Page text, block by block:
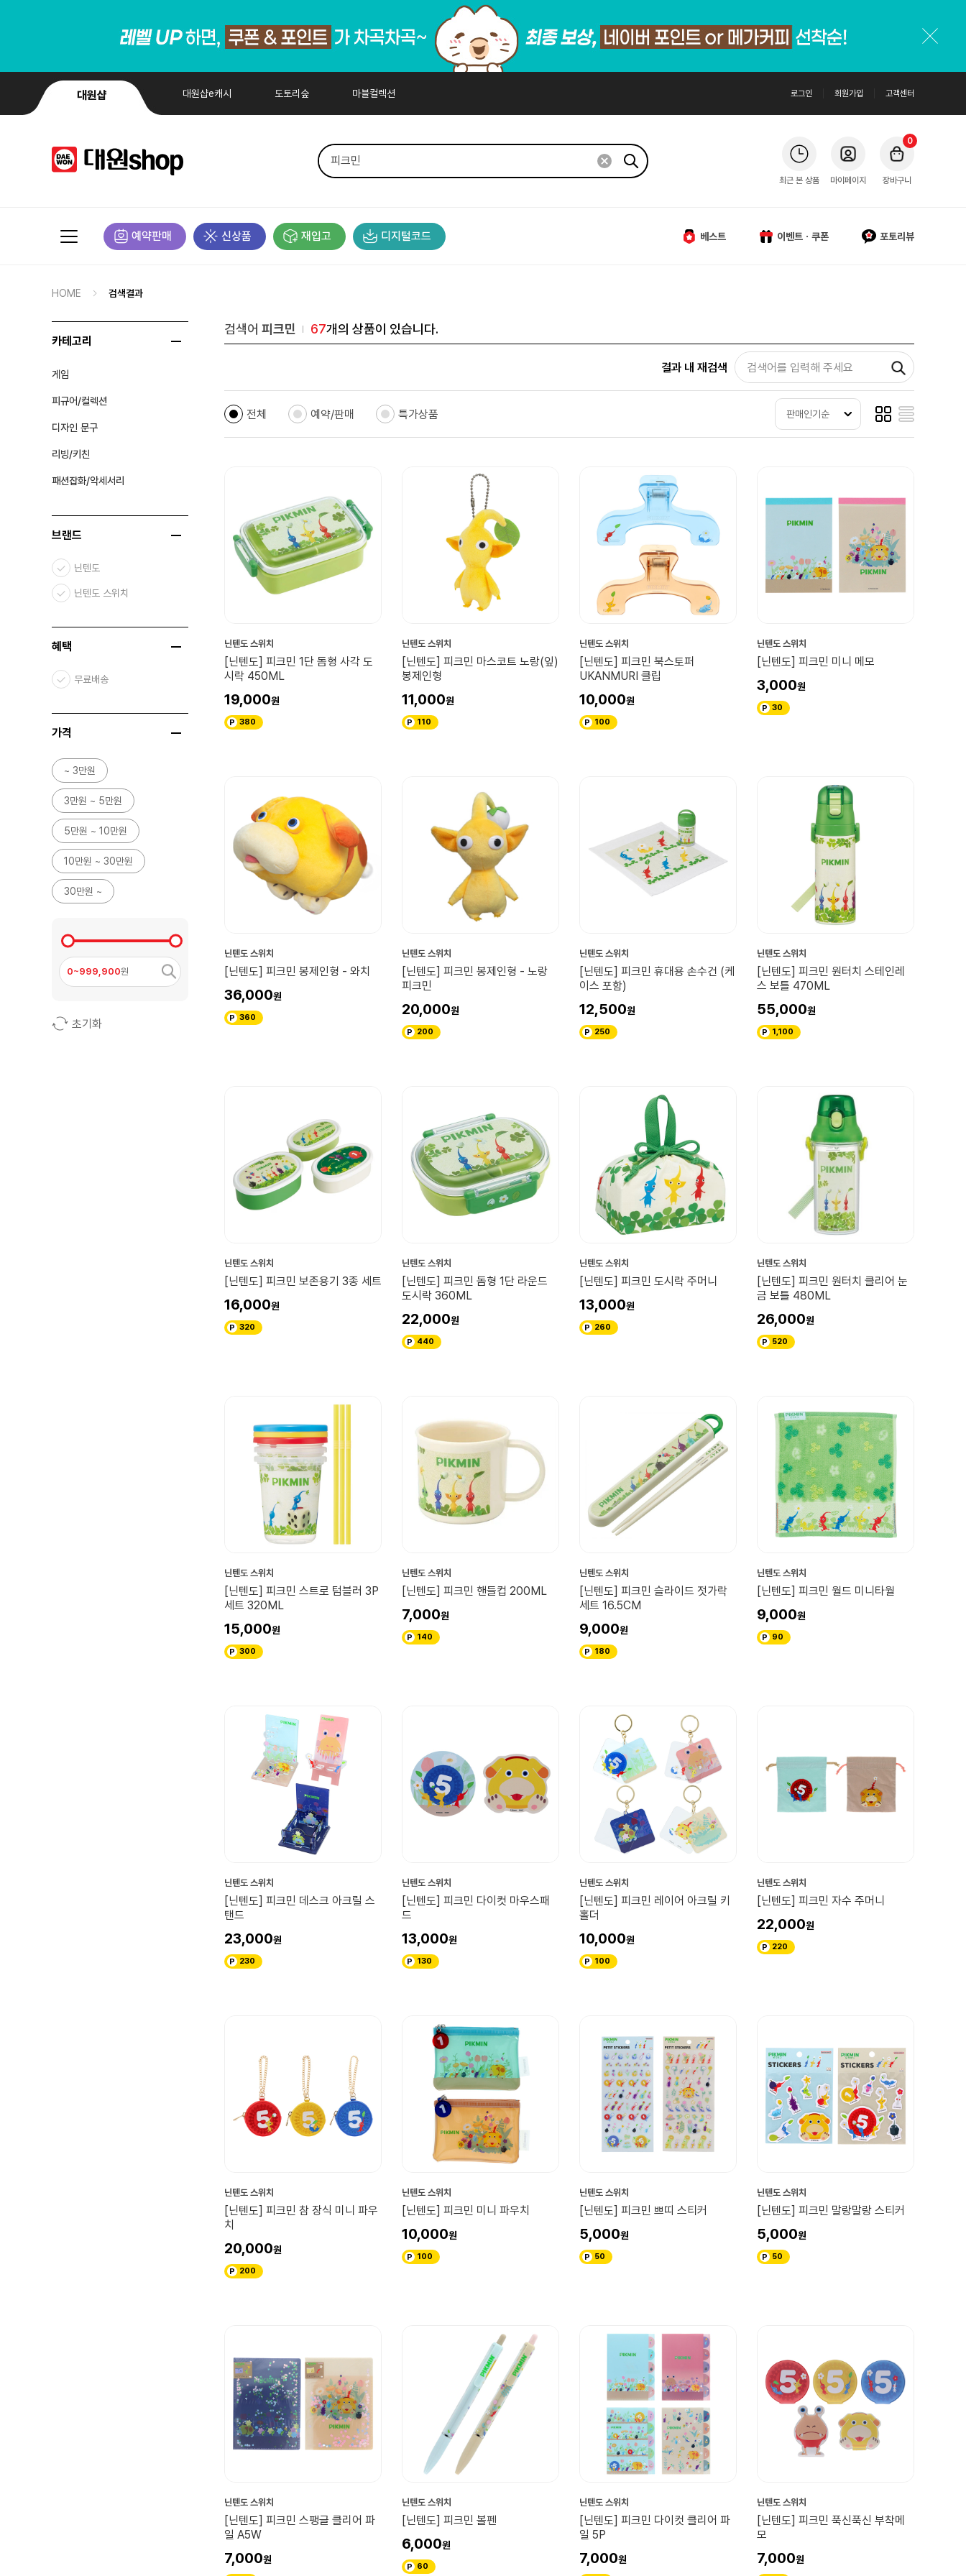
대원샵 대원샵e캐시 도토리숲 마블컬렉션 로그인 회원가입 고객센터
최근 본 상품 마이페이지 장바구니
0
예약판매 신상품 재입고 디지털코드 베스트 이벤트ㆍ쿠폰 포토리뷰
HOME 검색결과
카테고리
게임
피규어/컬렉션
디자인 문구
리빙/키친
패션잡화/악세서리
브랜드
닌텐도
닌텐도 스위치
혜택
무료배송
가격
~ 3만원
3만원 ~ 5만원
5만원 ~ 10만원
10만원 ~ 30만원
30만원 ~
0~999,900원
초기화
검색어 피크민 67개의 상품이 있습니다.
결과 내 재검색
전체 예약/판매 특가상품 판매인기순
닌텐도 스위치
[닌텐도] 피크민 1단 돔형 사각 도
시락 450ML
19,000
380
닌텐도 스위치
[닌텐도] 피크민 마스코트 노랑(잎)
봉제인형
11,000
110
닌텐도 스위치
[닌텐도] 피크민 북스토퍼
UKANMURI 클립
10,000
100
닌텐도 스위치
[닌텐도] 피크민 미니 메모
3,000
30
닌텐도 스위치
[닌텐도] 피크민 봉제인형 - 와치
36,000
360
닌텐도 스위치
[닌텐도] 피크민 봉제인형 - 노랑
피크민
20,000
200
닌텐도 스위치
[닌텐도] 피크민 휴대용 손수건 (케
이스 포함)
12,500
250
닌텐도 스위치
[닌텐도] 피크민 원터치 스테인레
스 보틀 470ML
55,000
1,100
닌텐도 스위치
[닌텐도] 피크민 보존용기 3종 세트
16,000
320
닌텐도 스위치
[닌텐도] 피크민 돔형 1단 라운드
도시락 360ML
22,000
440
닌텐도 스위치
[닌텐도] 피크민 도시락 주머니
13,000
260
닌텐도 스위치
[닌텐도] 피크민 원터치 클리어 눈
금 보틀 480ML
26,000
520
닌텐도 스위치
[닌텐도] 피크민 스트로 텀블러 3P
세트 320ML
15,000
300
닌텐도 스위치
[닌텐도] 피크민 핸들컵 200ML
7,000
140
닌텐도 스위치
[닌텐도] 피크민 슬라이드 젓가락
세트 16.5CM
9,000
180
닌텐도 스위치
[닌텐도] 피크민 월드 미니타월
9,000
90
닌텐도 스위치
[닌텐도] 피크민 데스크 아크릴 스
탠드
23,000
230
닌텐도 스위치
[닌텐도] 피크민 다이컷 마우스패
드
13,000
130
닌텐도 스위치
[닌텐도] 피크민 레이어 아크릴 키
홀더
10,000
100
닌텐도 스위치
[닌텐도] 피크민 자수 주머니
22,000
220
닌텐도 스위치
[닌텐도] 피크민 참 장식 미니 파우
치
20,000
200
닌텐도 스위치
[닌텐도] 피크민 미니 파우치
10,000
100
닌텐도 스위치
[닌텐도] 피크민 쁘띠 스티커
5,000
50
닌텐도 스위치
[닌텐도] 피크민 말랑말랑 스티커
5,000
50
닌텐도 스위치
[닌텐도] 피크민 스팽글 클리어 파
일 A5W
7,000
닌텐도 스위치
[닌텐도] 피크민 볼펜
6,000
60
닌텐도 스위치
[닌텐도] 피크민 다이컷 클리어 파
일 5P
7,000
닌텐도 스위치
[닌텐도] 피크민 푹신푹신 부착메
모
7,000